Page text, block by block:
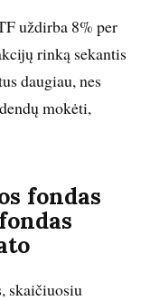
uždirba 8% per
rinką sekantis
daugiau, nes
mokėti,
fondas
skaičiuosiu